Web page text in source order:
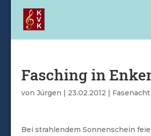
Fasching in
von Jürgen | 23.02.2012 | Fasenacht
Bei strahlendem Sonnenschein